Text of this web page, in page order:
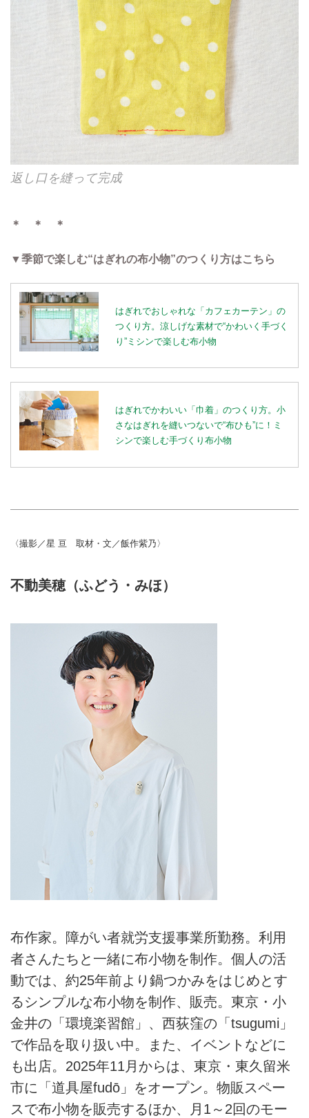
返し口を縫って完成
＊ ＊ ＊
▼季節で楽しむ“はぎれの布小物”のつくり方はこちら
はぎれでおしゃれな「カフェカーテン」の
つくり方。涼しげな素材で“かわいく手づく
り”ミシンで楽しむ布小物
はぎれでかわいい「巾着」のつくり方。小
さなはぎれを縫いつないで“布ひも”に！ミ
シンで楽しむ手づくり布小物
〈撮影／星 亘 取材・文／飯作紫乃〉
不動美穂（ふどう・みほ）
布作家。障がい者就労支援事業所勤務。利用
者さんたちと一緒に布小物を制作。個人の活
動では、約25年前より鍋つかみをはじめとす
るシンプルな布小物を制作、販売。東京・小
金井の「環境楽習館」、西荻窪の「tsugumi」
で作品を取り扱い中。また、イベントなどに
も出店。2025年11月からは、東京・東久留米
市に「道具屋fudō」をオープン。物販スペー
スで布小物を販売するほか、月1～2回のモー